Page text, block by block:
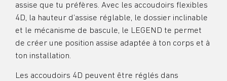
assise que tu préfères. Avec les accoudoirs flexibles
4D, la hauteur d’assise réglable, le dossier inclinable
et le mécanisme de bascule, le LEGEND te permet
de créer une position assise adaptée à ton corps et à
ton installation.
Les accoudoirs 4D peuvent être réglés dans